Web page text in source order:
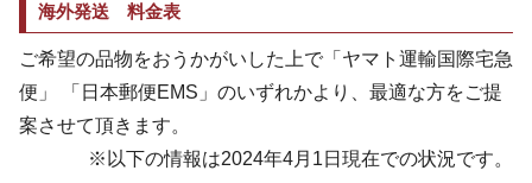
海外発送 料金表
ご希望の品物をおうかがいした上で「ヤマト運輸国際宅急
便」 「日本郵便EMS」のいずれかより、最適な方をご提
案させて頂きます。
※以下の情報は2024年4月1日現在での状況です。